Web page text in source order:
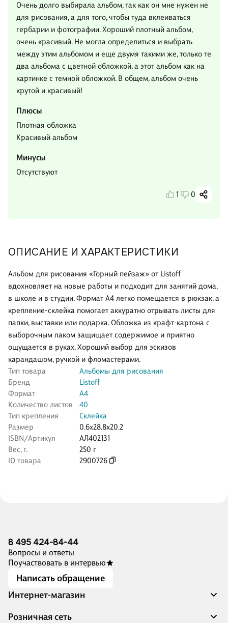
ОПИСАНИЕ И ХАРАКТЕРИСТИКИ
Альбом для рисования «Горный пейзаж» от Listoff
вдохновляет на новые работы и подходит для занятий дома,
в школе и в студии. Формат А4 легко помещается в рюкзак, а
крепление-склейка помогает аккуратно отрывать листы для
папки, выставки или подарка. Обложка из крафт-картона с
выборочным лаком защищает содержимое и приятно
ощущается в руках. Хороший выбор для эскизов
карандашом, ручкой и фломастерами.
Тип товара
Альбомы для рисования
Бренд
Listoff
Формат
А4
Количество листов
40
Тип крепления
Склейка
Размер
0.6x28.8x20.2
ISBN/Артикул
АЛ402131
Вес, г.
250 г
ID товара
2900726
Очень долго выбирала альбом, так как он мне нужен не
для рисования, а для того, чтобы туда вклеиваться
гербарии и фотографии. Хороший плотный альбом,
очень красивый. Не могла определиться и выбрать
между этим альбомом и еще двумя такими же, только те
два альбома с цветной обложкой, а этот альбом как на
картинке с темной обложкой. В общем, альбом очень
крутой и красивый!
Плюсы
Плотная обложка
Красивый альбом
Минусы
Отсутствуют
1 0
8 495 424-84-44
Вопросы и ответы
Поучаствовать в интервью
Написать обращение
Интернет-магазин
Акции
Розничная сеть